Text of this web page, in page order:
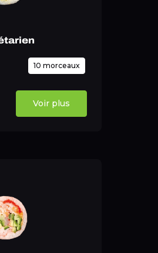
10 morceaux
Voir plus